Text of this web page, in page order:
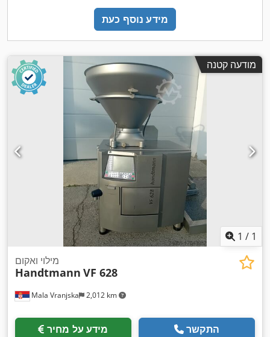
מידע נוסף כעת
מודעה קטנה
1 / 1
Mala Vranjska 2,012 km
מילוי ואקום
Handtmann VF 628
מידע על מחיר התקשר